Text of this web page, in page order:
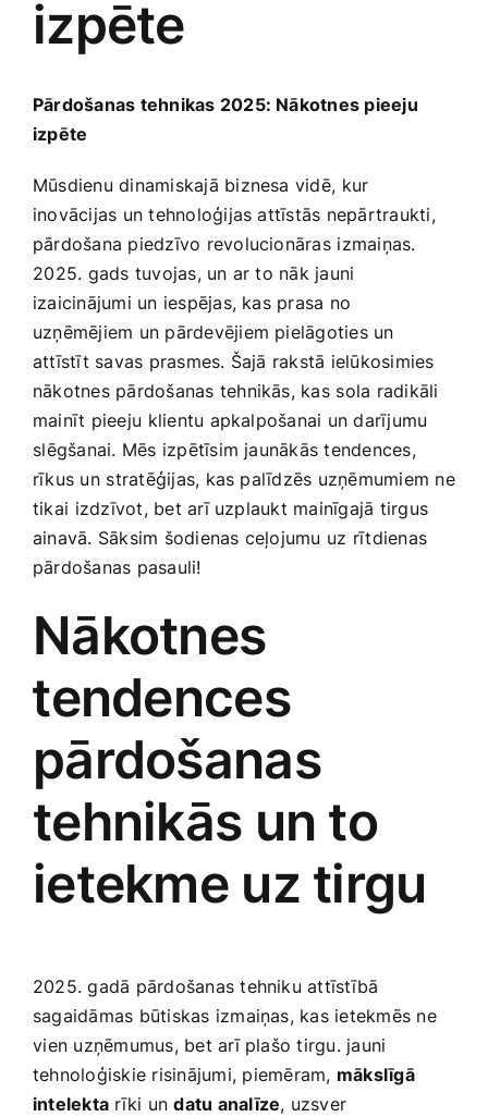
Medicīnas preces
Pakalpojumi
Pārtikas preces
Preces birojam
Preces pieaugušajiem
Rotaļlietas, bērnu preces
Smaržas, kosmētika
Sports, tūrisms un atpūta
TV un Sadzīves tehnika
izpēte
Pārdošanas tehnikas ‌2025: Nākotnes‍ pieeju
izpēte
Mūsdienu dinamiskajā biznesa ‍vidē,⁣ kur
inovācijas un tehnoloģijas attīstās nepārtraukti,
pārdošana‌ piedzīvo revolucionāras ⁤izmaiņas.
⁢2025. gads tuvojas, un ar to nāk jauni
‍izaicinājumi un iespējas, kas prasa no
uzņēmējiem un pārdevējiem pielāgoties un⁤
attīstīt savas prasmes.‍ Šajā rakstā ielūkosimies
nākotnes pārdošanas tehnikās, kas⁤ sola radikāli
mainīt‍ pieeju ⁤klientu apkalpošanai un ​darījumu
⁤slēgšanai. Mēs izpētīsim jaunākās tendences,
rīkus un ⁢stratēģijas, kas palīdzēs uzņēmumiem ne
tikai ⁢izdzīvot, ​bet arī uzplaukt mainīgajā tirgus
ainavā. Sāksim šodienas ceļojumu uz ⁣rītdienas ​
pārdošanas‍ pasauli!
Nākotnes
⁣tendences
pārdošanas
tehnikās un to
ietekme uz tirgu
2025. gadā pārdošanas tehniku attīstībā⁢
sagaidāmas būtiskas‌ izmaiņas, kas ietekmēs ne
⁤vien uzņēmumus, bet arī ‍plašo tirgu. jauni‍
tehnoloģiskie‌ risinājumi, ⁣piemēram, mākslīgā
intelekta rīki undatu analīze, uzsver